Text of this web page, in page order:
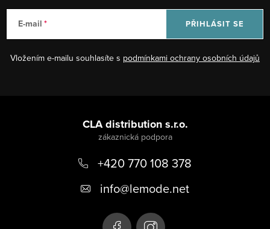
E-mail
Vložením e-mailu souhlasíte s podmínkami ochrany osobních údajů
PŘIHLÁSIT SE
CLA distribution s.r.o.
+420 770 108 378
info@lemode.net